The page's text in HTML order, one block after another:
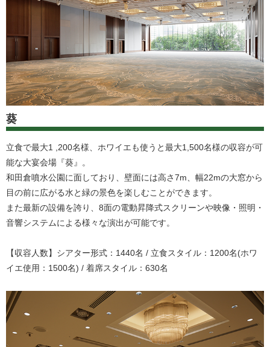
葵
立食で最大1 ,200名様、ホワイエも使うと最大1,500名様の収容が可
能な大宴会場『葵』。
和田倉噴水公園に面しており、壁面には高さ7m、幅22mの大窓から
目の前に広がる水と緑の景色を楽しむことができます。
また最新の設備を誇り、8面の電動昇降式スクリーンや映像・照明・
音響システムによる様々な演出が可能です。
【収容人数】シアター形式：1440名 / 立食スタイル：1200名(ホワ
イエ使用：1500名) / 着席スタイル：630名